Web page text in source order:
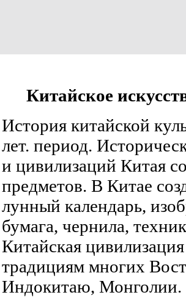
Китайское
История китайской
лет. период.
и цивилизаций Китая
предметов. В Китае
лунный календарь,
бумага, чернила,
Китайская
традициям многих
Индокитаю, Монголии.